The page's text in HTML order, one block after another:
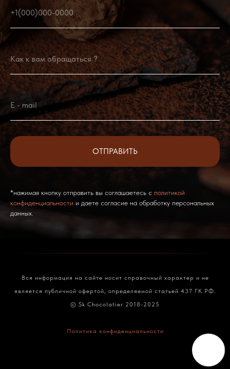
ОТПРАВИТЬ
*нажимая кнопку отправить вы соглашаетесь с политикой
конфиденциальности и даете согласие на обработку персональных
данных.
Вся информация на сайте носит справочный характер и не
является публичной офертой, определяемой статьей 437 ГК РФ.
© Sk Chocolatier 2018-2025
Политика конфиденциальности